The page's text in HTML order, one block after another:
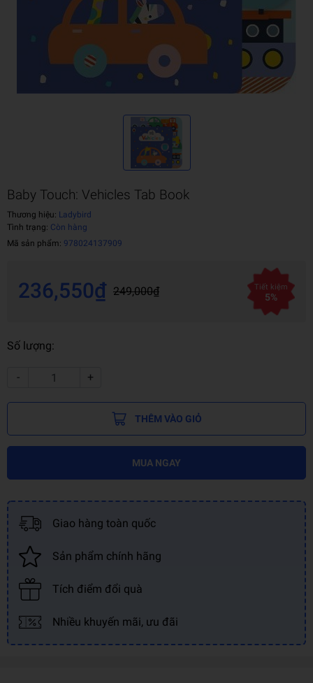
Baby Touch: Vehicles Tab Book
Thương hiệu: Ladybird
Tình trạng: Còn hàng
Mã sản phẩm: 978024137909
236,550₫ 249,000₫ Tiết kiệm
5%
Số lượng:
- +
THÊM VÀO GIỎ
MUA NGAY
Giao hàng toàn quốc
Sản phẩm chính hãng
Tích điểm đổi quà
Nhiều khuyến mãi, ưu đãi